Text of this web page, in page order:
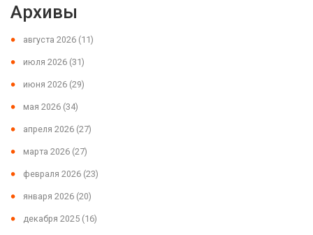
Архивы
августа 2026 (11)
июля 2026 (31)
июня 2026 (29)
мая 2026 (34)
апреля 2026 (27)
марта 2026 (27)
февраля 2026 (23)
января 2026 (20)
декабря 2025 (16)